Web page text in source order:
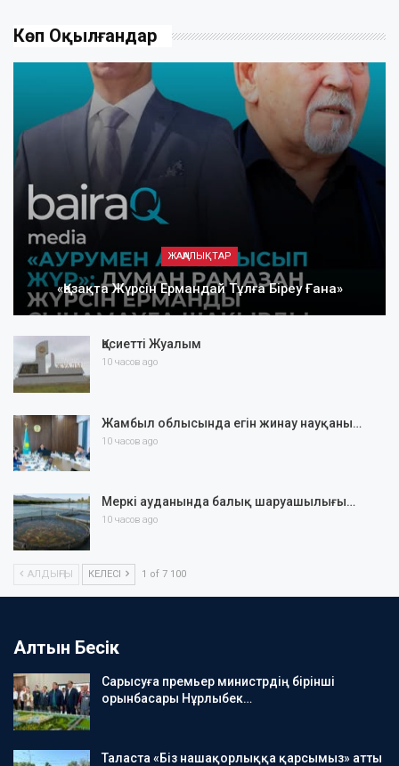
Көп Оқылғандар
ЖАҢАЛЫҚТАР
«Қазақта Жүрсін Ермандай Тұлға Біреу Ғана»
Қасиетті Жуалым
10 часов ago
Жамбыл облысында егін жинау науқаны…
10 часов ago
Меркі ауданында балық шаруашылығы…
10 часов ago
АЛДЫҢҒЫ КЕЛЕСІ 1 of 7 100
Алтын Бесік
Сарысуға премьер министрдің бірінші
орынбасары Нұрлыбек…
Таласта «Біз нашақорлыққа қарсымыз» атты